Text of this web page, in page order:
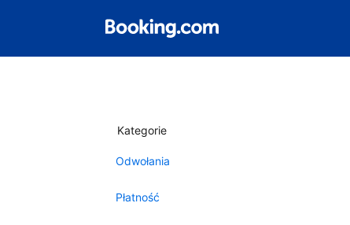
Kategorie
Odwołania
Płatność